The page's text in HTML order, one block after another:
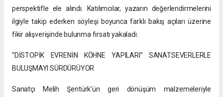
perspektifle ele alındı. Katılımcılar, yazarın değerlendirmelerini
ilgiyle takip ederken söyleşi boyunca farklı bakış açıları üzerine
fikir alışverişinde bulunma fırsatı yakaladı.
“DİSTOPİK EVRENİN KÖHNE YAPILARI” SANATSEVERLERLE
BULUŞMAYI SÜRDÜRÜYOR
Sanatçı Melih Şentürk’ün geri dönüşüm malzemeleriyle